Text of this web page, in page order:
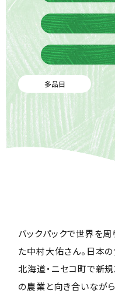
多品目
バックパックで世界を周
た中村大佑さん。日本
北海道・ニセコ町で新
の農業と向き合いなが